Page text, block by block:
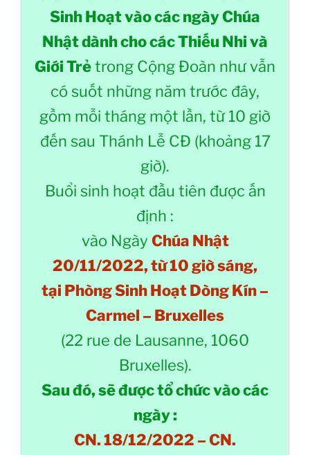
Sinh Hoạt vào các ngày Chúa
Nhật dành cho các Thiếu Nhi và
Giới Trẻtrong Cộng Đoàn như vẫn
có suốt những năm trước đây,
gồm mỗi tháng một lần, từ 10 giờ
đến sau Thánh Lễ CĐ (khoảng 17
giờ).
Buổi sinh hoạt đầu tiên được ấn
định :
vào Ngày Chúa Nhật
20/11/2022, từ 10 giờ sáng,
tại Phòng Sinh Hoạt Dòng Kín –
Carmel – Bruxelles
(22 rue de Lausanne, 1060
Bruxelles).
Sau đó, sẽ được tổ chức vào các
ngày :
CN. 18/12/2022 – CN.